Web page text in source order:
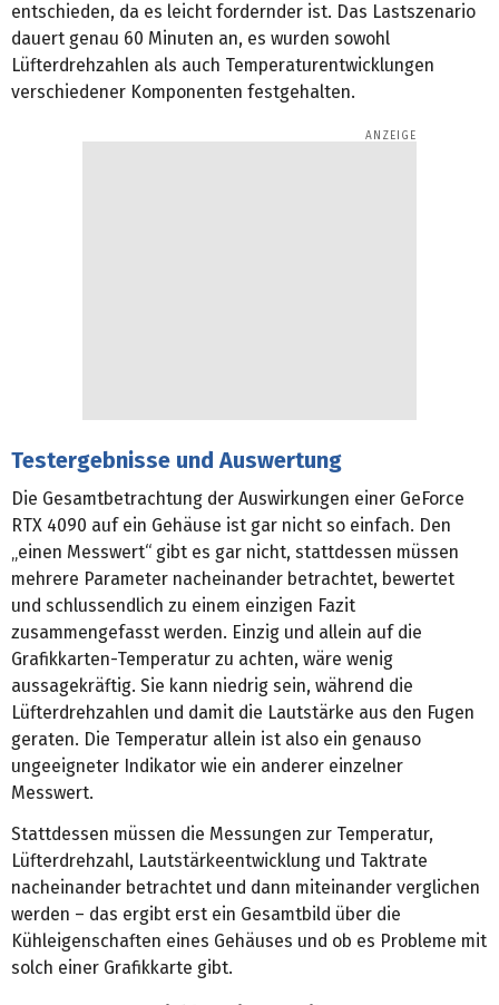
entschieden, da es leicht fordernder ist. Das Lastszenario
dauert genau 60 Minuten an, es wurden sowohl
Lüfterdrehzahlen als auch Temperaturentwicklungen
verschiedener Komponenten festgehalten.
Testergebnisse und Auswertung
Die Gesamtbetrachtung der Auswirkungen einer GeForce
RTX 4090 auf ein Gehäuse ist gar nicht so einfach. Den
„einen Messwert“ gibt es gar nicht, stattdessen müssen
mehrere Parameter nacheinander betrachtet, bewertet
und schlussendlich zu einem einzigen Fazit
zusammengefasst werden. Einzig und allein auf die
Grafikkarten-Temperatur zu achten, wäre wenig
aussagekräftig. Sie kann niedrig sein, während die
Lüfterdrehzahlen und damit die Lautstärke aus den Fugen
geraten. Die Temperatur allein ist also ein genauso
ungeeigneter Indikator wie ein anderer einzelner
Messwert.
Stattdessen müssen die Messungen zur Temperatur,
Lüfterdrehzahl, Lautstärkeentwicklung und Taktrate
nacheinander betrachtet und dann miteinander verglichen
werden – das ergibt erst ein Gesamtbild über die
Kühleigenschaften eines Gehäuses und ob es Probleme mit
solch einer Grafikkarte gibt.